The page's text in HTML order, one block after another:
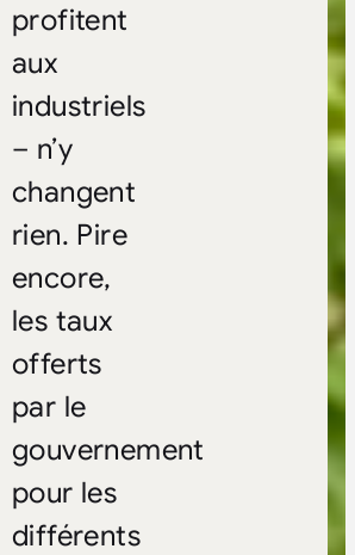
profitent
aux
industriels
– n’y
changent
rien. Pire
encore,
les taux
offerts
par le
gouvernement
pour les
différents